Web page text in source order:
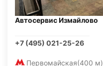
Автосервис Измайлово
+7 (495) 021-25-26
Первомайская(400 м)